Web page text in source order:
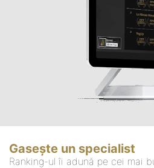
Gasește un specialist
Ranking-ul îi adună pe cei mai